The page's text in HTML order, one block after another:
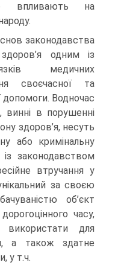
впливають на
законодавства
одним із
медичних
своєчасної та
допомоги. Водночас
винні в порушенні
здоров’я, несуть
або кримінальну
із законодавством
втручання у
за своєю
об’єкт
часу,
для
а також здатне
у т.ч.